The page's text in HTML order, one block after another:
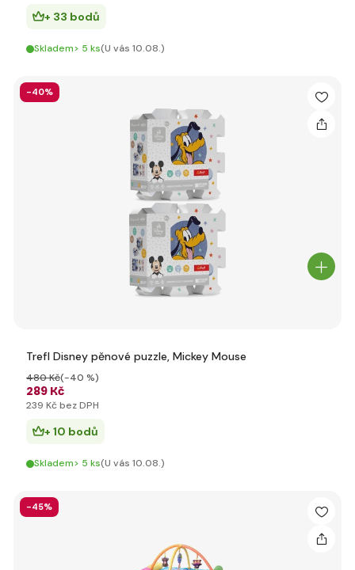
+ 33 bodů
Skladem> 5 ks(U vás 10.08.)
-40%
Trefl Disney pěnové puzzle, Mickey Mouse
289 Kč
480 Kč(-40 %)
239 Kč bez DPH
+ 10 bodů
Skladem> 5 ks(U vás 10.08.)
-45%